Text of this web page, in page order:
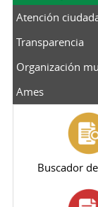
Atención
Transparencia
Organización
Ames
Buscador